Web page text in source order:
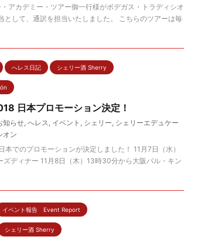
アカデミー・ツアー御一行様がボデガス・トラディシオ
として、通訳を担当いたしました。 こちらのツアーは毎
へレス日記 シェリー酒 Sherry
日本プロモーション決定！
知らせ, へレス, イベント , シェリー, シェリーエデュケー
オン
でのプロモーションが決定しました！ 11月7日（水）
ディナー 11月8日（木）13時30分から大阪バル・キン
イベント報告 Event Report
シェリー酒 Sherry